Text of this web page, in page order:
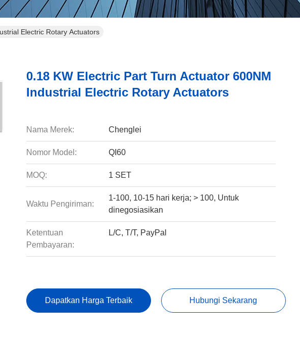
Electric Rotary Actuators
0.18 KW Electric Part Turn Actuator 600NM
Industrial Electric Rotary Actuators
Nama Merek: Chenglei
Nomor Model: QI60
MOQ: 1 SET
Waktu Pengiriman:
1-100, 10-15 hari kerja; > 100, Untuk
dinegosiasikan
Ketentuan
Pembayaran:
L/C, T/T, PayPal
Dapatkan Harga Terbaik Hubungi Sekarang